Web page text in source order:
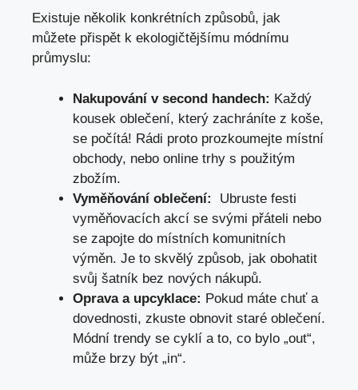
Existuje ‌několik konkrétních způsobů, jak
můžete ‍přispět k ekologičtějšímu módnímu
průmyslu:
Nakupování v second handech: Každý
kousek oblečení, který zachráníte z koše,
se počítá! Rádi proto prozkoumejte místní
obchody,⁢ nebo online trhy ⁢s použitým
zbožím.
Vyměňování ⁢oblečení:
⁣ Ubruste festi
vyměňovacích akcí se svými přáteli nebo
se zapojte do místních komunitních
výměn. Je​ to skvělý‍ způsob,⁣ jak​ obohatit
svůj šatník bez⁢ nových ⁣nákupů.
Oprava⁢ a upcyklace: Pokud máte chuť a
dovednosti, zkuste obnovit staré oblečení.
Módní trendy⁤ se ‌cyklí a to, co‌ bylo „out“,
‍může brzy být⁣ „in“.